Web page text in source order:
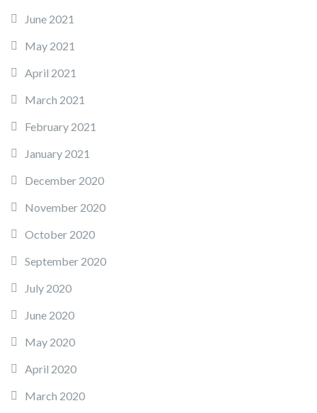
June 2021
May 2021
April 2021
March 2021
February 2021
January 2021
December 2020
November 2020
October 2020
September 2020
July 2020
June 2020
May 2020
April 2020
March 2020